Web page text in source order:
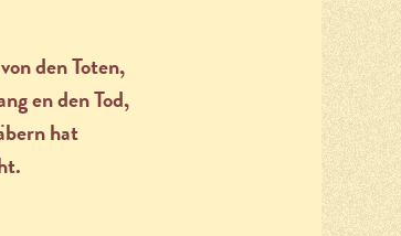
den Toten,
en den Tod,
hat